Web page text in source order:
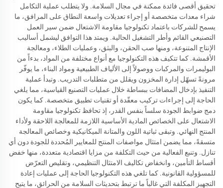
تحقيق أقصى فائدة ممكنة في مجال السلامة. ولا يتطلب عملية التكامل
شراء معدات متخصصة أو إجراء تعديلات واسعة النطاق على المرافق، ما
يسمح للشركات باعتماد تكنولوجيا مقاومة الاشتعال ضمن سير العمل
التصنيعي القائم وأطر التشغيل الحالية. ويمتد هذا التوافق ليشمل أساليب
الإنتاج المتنوعة، ومنها صب الحقن، والبثق، وعمليات الطلاء، ومعالجة
الأقمشة. كما تتكيف هذه التكنولوجيا مع أنواع مختلفة من المواد، بدءاً من
البوليمرات والمركبات ووصولاً إلى الألياف الطبيعية ومواد البناء، ما يوفّر
مرونةً تسهّل إدارة المخزون ويقلل من متطلبات التدريب. وتبدأ عملية
التنفيذ بإدخال المضافات ببساطة خلال عمليات التصنيع القياسية، مما يلغي
الحاجة إلى إجراءات تركيب معقّدة أو تقنيات تطبيق متخصصة. كما يكون
دمج ضوابط الجودة سلساً بنفس القدر، إذ تحافظ تكنولوجيا مقاومة
الاشتعال على الخصائص المادية الأساسية اللازمة للمعالجة اللاحقة ولأداء
المنتج النهائي. وتبقى ثباتية اللون والمتانة الميكانيكية وخصائص المعالجة
متسقةً، مما يضمن امتثال مواصفات المنتج للمعايير المُحددة للجودة دون أي
تنازل. وتنبع الفعالية من حيث التكلفة من مزايا اقتصادية متعددة، منها خفض
أقساط التأمين، وانخفاض تكاليف الامتثال التنظيمي، وتقليص التعرّض
للمسؤولية القانونية. كما تلغي هذه التكنولوجيا الحاجة إلى عمليات إعادة
التجهيز المكلفة التي غالباً ما ترتبط بتحديثات السلامة من الحرائق، ما يتيح